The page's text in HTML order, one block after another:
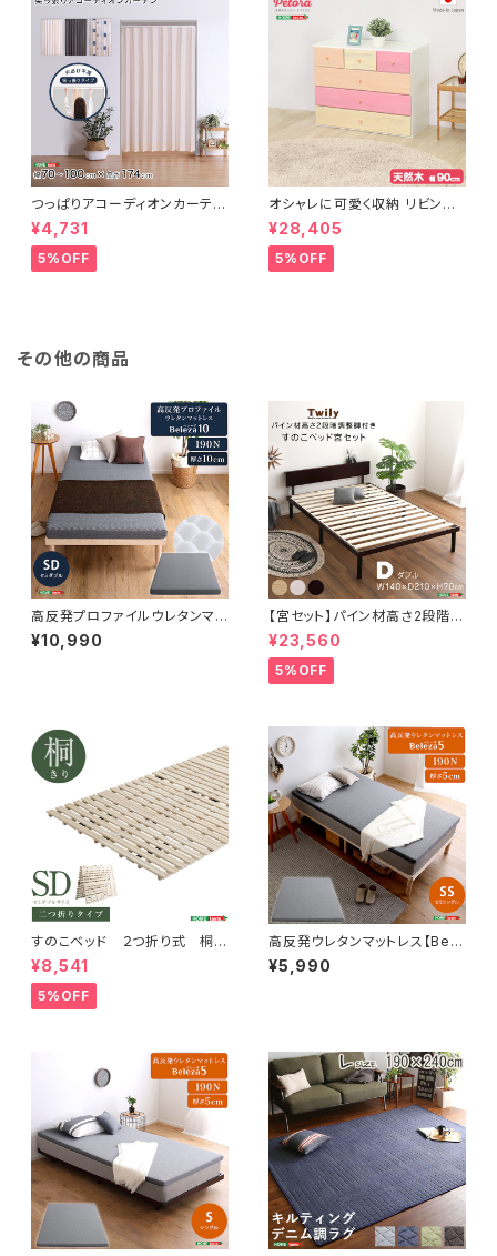
つっぱりアコーディオンカーテ
ン 100×174cm SH-16-TA
DC
¥4,731
5%OFF
オシャレに可愛く収納 リビング
用ローチェスト 4段 幅90cm
天然木（桐）日本製｜petora-
ペトラ- SH-08-PTR90
¥28,405
5%OFF
その他の商品
高反発プロファイルウレタンマッ
トレス【Beleza10-ベレーザ・テ
ン-】(セミダブル) ORM-10SD
¥10,990
【宮セット】パイン材高さ2段階調
整脚付きすのこベッド(ダブル)
¥23,560
5%OFF
すのこベッド ２つ折り式 桐仕
様(セミダブル)【Coh-ソーン-】
KIR-2-SD
¥8,541
5%OFF
高反発ウレタンマットレス【Bele
za5-ベレーザ・ファイブ-】(セミ
シングル) ORM-05SS
¥5,990